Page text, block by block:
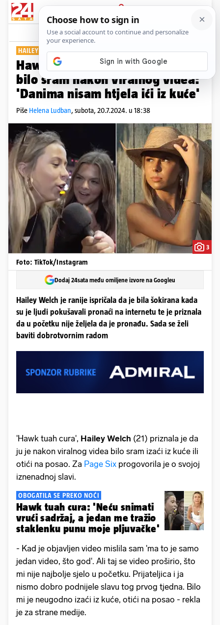
PRIJAVA
Show Komentari
HAILEY WELCH
Hawk tuah cura priznala da ju je
bilo sram nakon viralnog videa:
'Danima nisam htjela ići iz kuće'
Piše Helena Ludban, subota, 20.7.2024. u 18:38
3
Foto: TikTok/Instagram
Dodaj 24sata među omiljene izvore na Googleu
Hailey Welch je ranije ispričala da je bila šokirana kada
su je ljudi pokušavali pronaći na internetu te je priznala
da u početku nije željela da je pronađu. Sada se želi
baviti dobrotvornim radom
'Hawk tuah cura', Hailey Welch (21) priznala je da
ju je nakon viralnog videa bilo sram izaći iz kuće ili
otići na posao. Za Page Six progovorila je o svojoj
iznenadnoj slavi.
OBOGATILA SE PREKO NOĆI
Hawk tuah cura: 'Neću snimati
vrući sadržaj, a jedan me tražio
staklenku punu moje pljuvačke'
- Kad je objavljen video mislila sam 'ma to je samo
jedan video, što god'. Ali taj se video proširio, što
mi nije najbolje sjelo u početku. Prijateljica i ja
nismo dobro podnijele slavu tog prvog tjedna. Bilo
mi je neugodno izaći iz kuće, otići na posao - rekla
je za strane medije.